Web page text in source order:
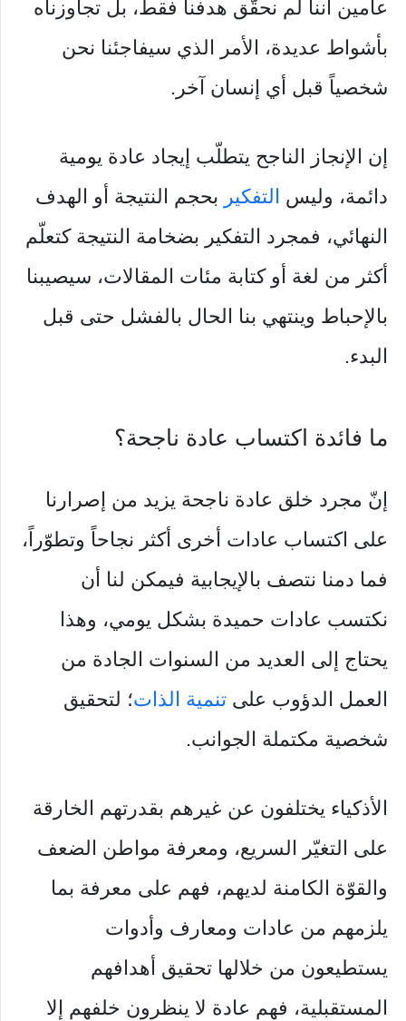
عامين أننا لم نحقّق هدفنا فقط، بل تجاوزناه
بأشواط عديدة، الأمر الذي سيفاجئنا نحن
شخصياً قبل أي إنسان آخر.
إن الإنجاز الناجح يتطلّب إيجاد عادة يومية
دائمة، وليس التفكير بحجم النتيجة أو الهدف
النهائي، فمجرد التفكير بضخامة النتيجة كتعلّم
أكثر من لغة أو كتابة مئات المقالات، سيصيبنا
بالإحباط وينتهي بنا الحال بالفشل حتى قبل
البدء.
ما فائدة اكتساب عادة ناجحة؟
إنّ مجرد خلق عادة ناجحة يزيد من إصرارنا
على اكتساب عادات أخرى أكثر نجاحاً وتطوّراً،
فما دمنا نتصف بالإيجابية فيمكن لنا أن
نكتسب عادات حميدة بشكل يومي، وهذا
يحتاج إلى العديد من السنوات الجادة من
العمل الدؤوب على تنمية الذات؛ لتحقيق
شخصية مكتملة الجوانب.
الأذكياء يختلفون عن غيرهم بقدرتهم الخارقة
على التغيّر السريع، ومعرفة مواطن الضعف
والقوّة الكامنة لديهم، فهم على معرفة بما
يلزمهم من عادات ومعارف وأدوات
يستطيعون من خلالها تحقيق أهدافهم
المستقبلية، فهم عادة لا ينظرون خلفهم إلا